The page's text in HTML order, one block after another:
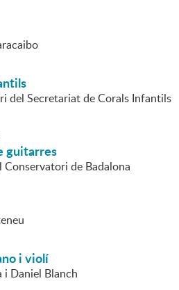
del Secretariat de Corals Infantils
guitarres
de Badalona
i violí
i Daniel Blanch